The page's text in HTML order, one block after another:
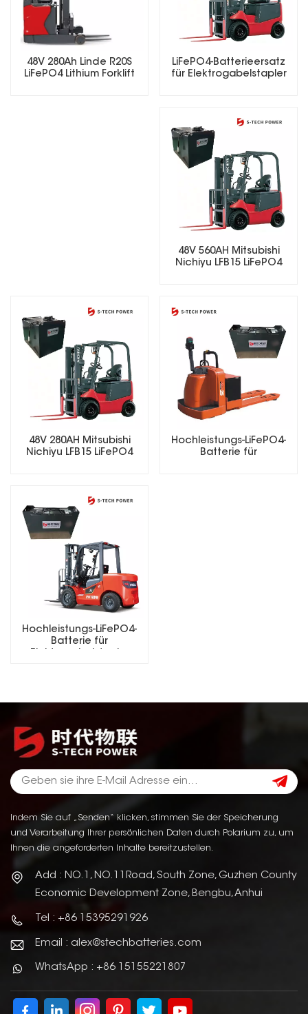
48V 280Ah Linde R20S
LiFePO4 Lithium Forklift
LiFePO4-Batterieersatz
für Elektrogabelstapler
48V 560AH Mitsubishi
Nichiyu LFB15 LiFePO4
48V 280AH Mitsubishi
Nichiyu LFB15 LiFePO4
Hochleistungs-LiFePO4-
Batterie für
Hochleistungs-LiFePO4-
Batterie für
Indem Sie auf „Senden“ klicken, stimmen Sie der Speicherung
und Verarbeitung Ihrer persönlichen Daten durch Polarium zu, um
Ihnen die angeforderten Inhalte bereitzustellen.
Add : NO.1, NO.11Road, South Zone, Guzhen County
Economic Development Zone, Bengbu, Anhui
Tel : +86 15395291926
Email : alex@stechbatteries.com
WhatsApp : +86 15155221807